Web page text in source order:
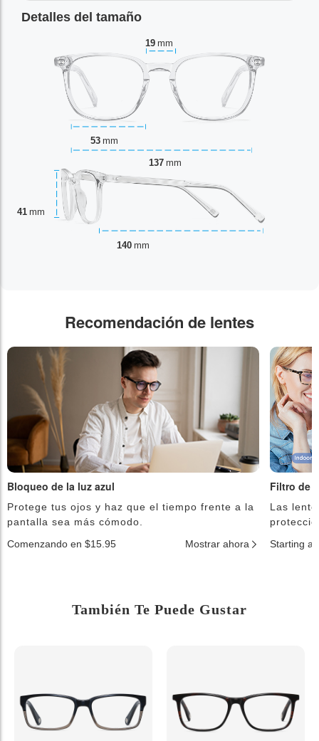
Detalles del tamaño
19 mm
53 mm
41 mm
137 mm
140 mm
Recomendación de lentes
Bloqueo de la luz azul
Protege tus ojos y haz que el tiempo frente a la
pantalla sea más cómodo.
Comenzando en $15.95
Mostrar ahora
Filtro de
Las
Starting at
También Te Puede Gustar